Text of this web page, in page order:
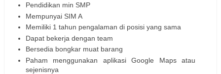
Pendidikan min SMP
Mempunyai SIM A
Memiliki 1 tahun pengalaman di posisi yang sama
Dapat bekerja dengan team
Bersedia bongkar muat barang
Paham menggunakan aplikasi Google Maps atau
sejenisnya